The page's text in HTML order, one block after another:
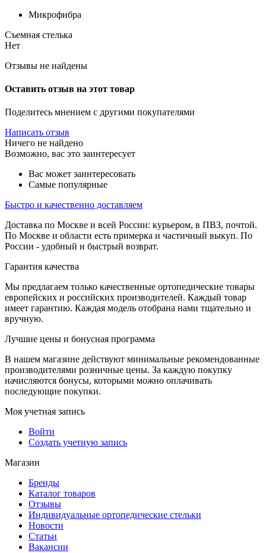
Микрофибра
Съемная стелька
Нет
Отзывы не найдены
Оставить отзыв на этот товар
Поделитесь мнением с другими покупателями
Написать отзыв
Ничего не найдено
Возможно, вас это заинтересует
Вас может заинтересовать
Самые популярные
Быстро и качественно доставляем
Доставка по Москве и всей России: курьером, в ПВЗ, почтой.
По Москве и области есть примерка и частичный выкуп. По
России - удобный и быстрый возврат.
Гарантия качества
Мы предлагаем только качественные ортопедические товары
европейских и российских производителей. Каждый товар
имеет гарантию. Каждая модель отобрана нами тщательно и
вручную.
Лучшие цены и бонусная программа
В нашем магазине действуют минимальные рекомендованные
производителями розничные цены. За каждую покупку
начисляются бонусы, которыми можно оплачивать
последующие покупки.
Моя учетная запись
Войти
Создать учетную запись
Магазин
Бренды
Каталог товаров
Отзывы
Индивидуальные ортопедические стельки
Новости
Статьи
Вакансии